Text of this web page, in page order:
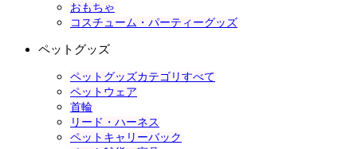
おもちゃ
コスチューム・パーティーグッズ
ペットグッズ
ペットグッズカテゴリすべて
ペットウェア
首輪
リード・ハーネス
ペットキャリーバック